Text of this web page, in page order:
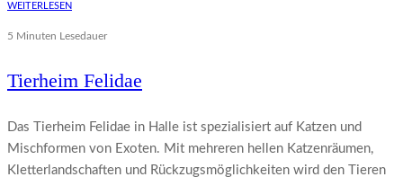
WEITERLESEN
5 Minuten Lesedauer
Tierheim Felidae
Das Tierheim Felidae in Halle ist spezialisiert auf Katzen und
Mischformen von Exoten. Mit mehreren hellen Katzenräumen,
Kletterlandschaften und Rückzugsmöglichkeiten wird den Tieren